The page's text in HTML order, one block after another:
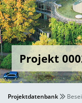
Projekt
Projektdatenbank